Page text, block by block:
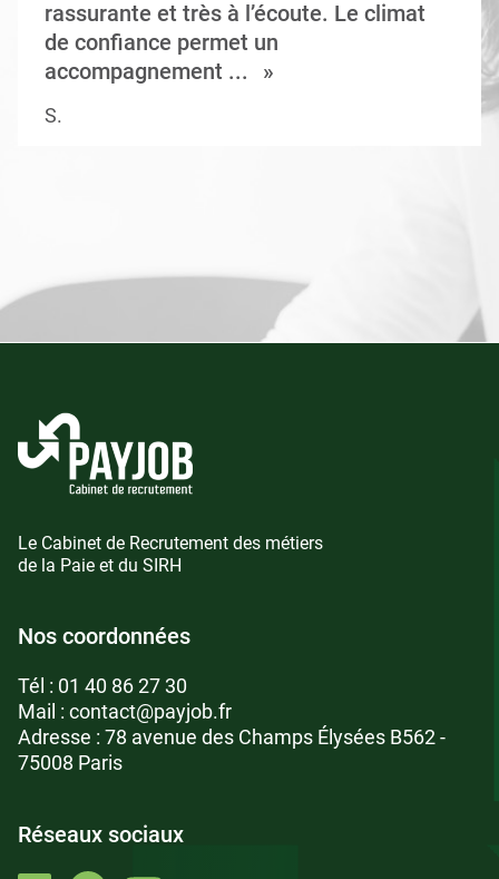
rassurante et très à l’écoute. Le climat
de confiance permet un
accompagnement ...
S.
Le Cabinet de Recrutement des métiers
de la Paie et du SIRH
Nos coordonnées
Tél : 01 40 86 27 30
Mail : contact@payjob.fr
Adresse : 78 avenue des Champs Élysées B562 -
75008 Paris
Réseaux sociaux